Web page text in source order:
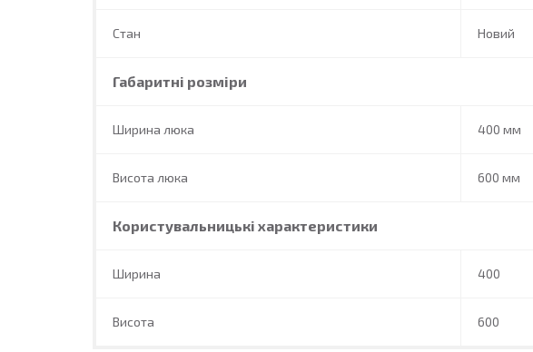
Стан Новий
Габаритні розміри
Ширина люка 400 мм
Висота люка 600 мм
Користувальницькі характеристики
Ширина 400
Висота 600